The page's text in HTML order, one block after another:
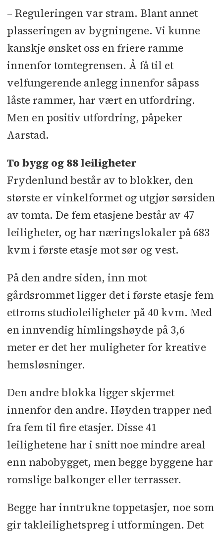
Byggmakker Lillestrøm - Smed: Dag
Christensen - Grunnarbeider:
Dokken - Elektro: EDA Strømmen -
Søppelsuganlegg: Envac -
Lydventiler: Fresh Norge - Armering:
Fundia - Nettingboder: Gunnebo
Troax - Vinduer med brannventil: H-
vinduet, Natre Vatne - Brannventiler:
Securo - Taktekking: Icopal -
Tårnkran: Kranor - Pele- og
spuntarbeid: Kynningsrud -
Gulvsparkling: Oslo Sparkel og
gulvavretting - Heis: Otis -
Badekabiner: Part AB / Sabin -
Forskaling: PERI Norge - Ventilasjon:
Randem & Hubert - Maler: SBBM -
Kjøkken/ garderobe: Sigdal -
Pussystem: Sto Norge - Tredører:
Swedoor (JELD-WEN Norge)
– Reguleringen var stram. Blant annet
plasseringen av bygningene. Vi kunne
kanskje ønsket oss en friere ramme
innenfor tomtegrensen. Å få til et
velfungerende anlegg innenfor såpass
låste rammer, har vært en utfordring.
Men en positiv utfordring, påpeker
Aarstad.
To bygg og 88 leiligheter
Frydenlund består av to blokker, den
største er vinkelformet og utgjør sørsiden
av tomta. De fem etasjene består av 47
leiligheter, og har næringslokaler på 683
kvm i første etasje mot sør og vest.
På den andre siden, inn mot
gårdsrommet ligger det i første etasje fem
ettroms studioleiligheter på 40 kvm. Med
en innvendig himlingshøyde på 3,6
meter er det her muligheter for kreative
hemsløsninger.
Den andre blokka ligger skjermet
innenfor den andre. Høyden trapper ned
fra fem til fire etasjer. Disse 41
leilighetene har i snitt noe mindre areal
enn nabobygget, men begge byggene har
romslige balkonger eller terrasser.
Begge har inntrukne toppetasjer, noe som
gir takleilighetspreg i utformingen. Det